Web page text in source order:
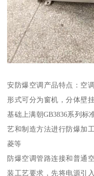
安防爆空调产品特点：空
形式可分为窗机，分体壁
基础上满朝GB3836系列标
艺和制造方法进行防爆加
菱等
防爆空调管路连接和普通
装工艺要求，先将电源引